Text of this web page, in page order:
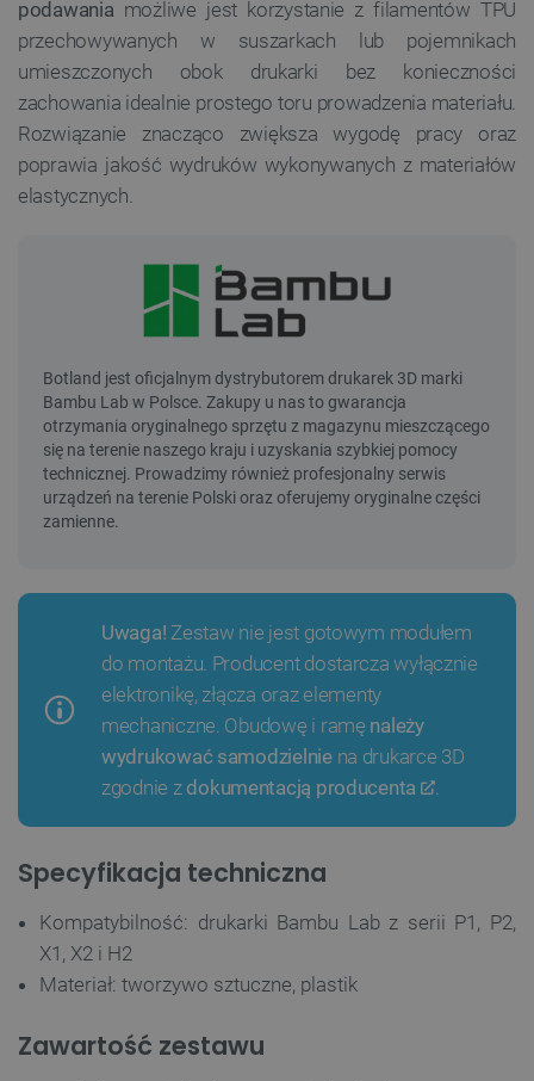
podawania możliwe jest korzystanie z filamentów TPU
przechowywanych w suszarkach lub pojemnikach
umieszczonych obok drukarki bez konieczności
zachowania idealnie prostego toru prowadzenia materiału.
Rozwiązanie znacząco zwiększa wygodę pracy oraz
poprawia jakość wydruków wykonywanych z materiałów
elastycznych.
Uwaga! Zestaw nie jest gotowym modułem
do montażu. Producent dostarcza wyłącznie
elektronikę, złącza oraz elementy
mechaniczne. Obudowę i ramę należy
wydrukować samodzielniena drukarce 3D
zgodnie z dokumentacją producenta
Specyfikacja techniczna
Kompatybilność: drukarki Bambu Lab z serii P1, P2,
X1, X2 i H2
Materiał: tworzywo sztuczne, plastik
Zawartość zestawu